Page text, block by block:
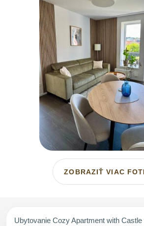
ZOBRAZIŤ VIAC
Ubytovanie Cozy Apartment with